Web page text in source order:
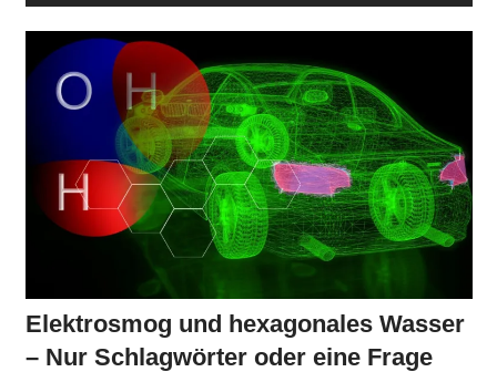
Elektrosmog und hexagonales Wasser
– Nur Schlagwörter oder eine Frage